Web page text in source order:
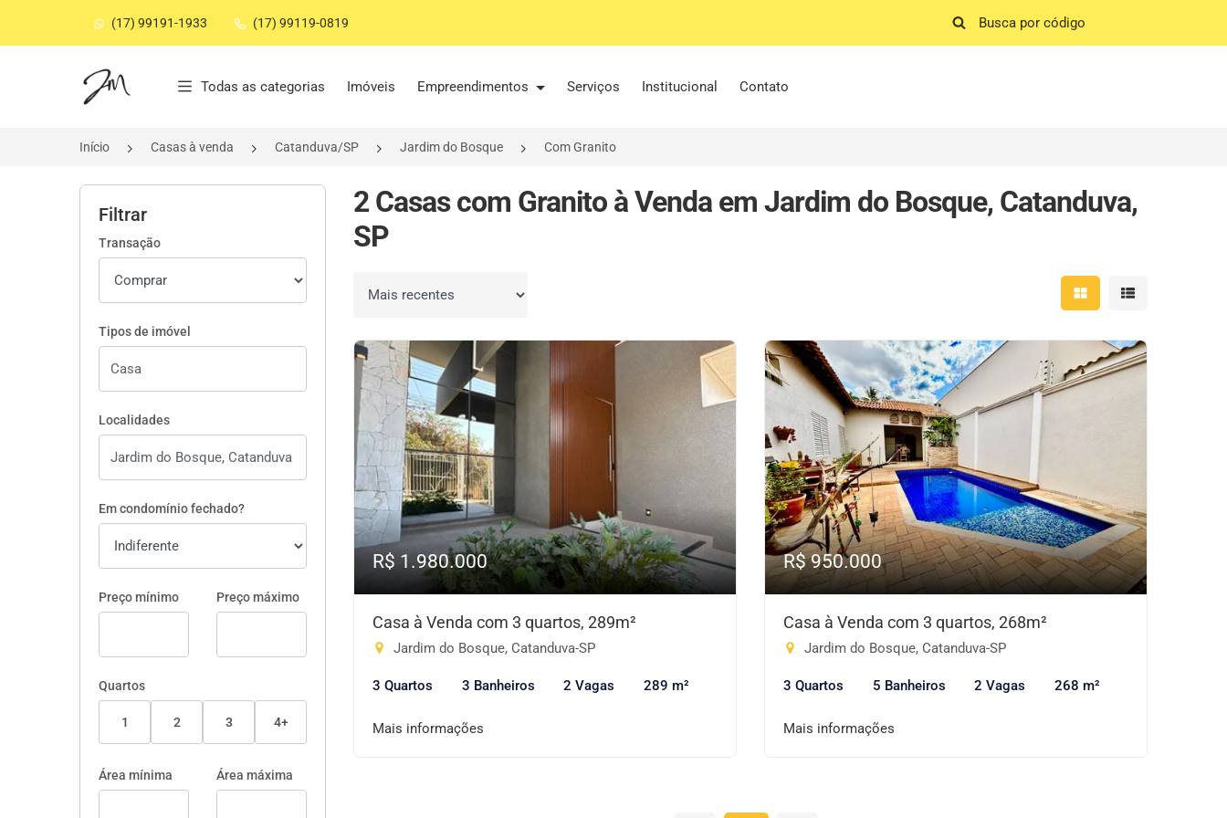
(17) 99191-1933 (17) 99119-0819
Página inicial
Todas as categorias Imóveis Empreendimentos Serviços Institucional Contato
Início Casas à venda Catanduva/SP Jardim do Bosque Com Granito
Filtrar
Transação
Tipos de imóvel
Localidades
Em condomínio fechado?
Preço mínimo Preço máximo
Quartos
1 2 3 4+
Área mínima Área máxima
2 Casas com Granito à Venda em Jardim do Bosque, Catanduva,
SP
Ordenar por Mostrar resultados em
Mostrar
R$ 1.980.000
Casa à Venda com 3 quartos, 289m²
Jardim do Bosque, Catanduva-SP
3 Quartos 3 Banheiros 2 Vagas 289 m²
Mais informações
R$ 950.000
Casa à Venda com 3 quartos, 268m²
Jardim do Bosque, Catanduva-SP
3 Quartos 5 Banheiros 2 Vagas 268 m²
Mais informações